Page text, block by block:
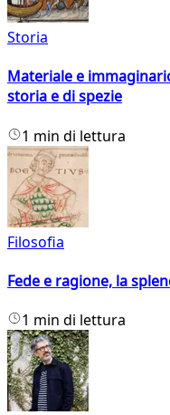
Storia
Materiale e
storia e di spezie
1 min di lettura
Filosofia
Fede e ragione, la
1 min di lettura